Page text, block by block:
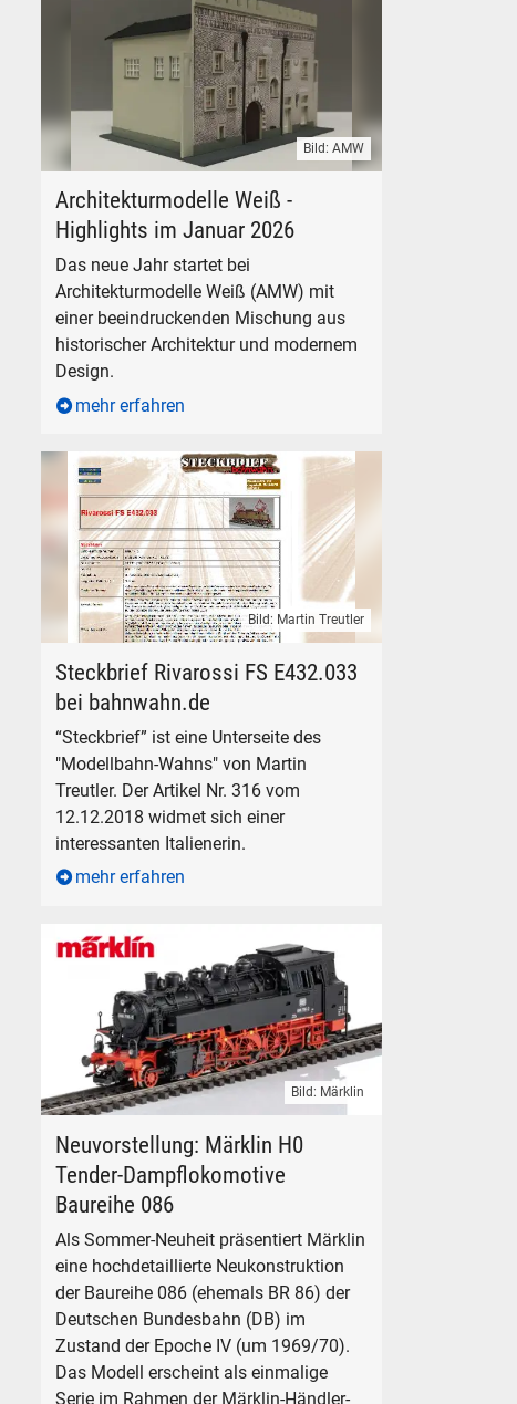
Bild: AMW
Architekturmodelle Weiß -
Highlights im Januar 2026
Das neue Jahr startet bei
Architekturmodelle Weiß (AMW) mit
einer beeindruckenden Mischung aus
historischer Architektur und modernem
Design.
mehr erfahren
Bild: Martin Treutler
Steckbrief Rivarossi FS E432.033
bei bahnwahn.de
“Steckbrief” ist eine Unterseite des
"Modellbahn-Wahns" von Martin
Treutler. Der Artikel Nr. 316 vom
12.12.2018 widmet sich einer
interessanten Italienerin.
mehr erfahren
Bild: Märklin
Neuvorstellung: Märklin H0
Tender-Dampflokomotive
Baureihe 086
Als Sommer-Neuheit präsentiert Märklin
eine hochdetaillierte Neukonstruktion
der Baureihe 086 (ehemals BR 86) der
Deutschen Bundesbahn (DB) im
Zustand der Epoche IV (um 1969/70).
Das Modell erscheint als einmalige
Serie im Rahmen der Märklin-Händler-